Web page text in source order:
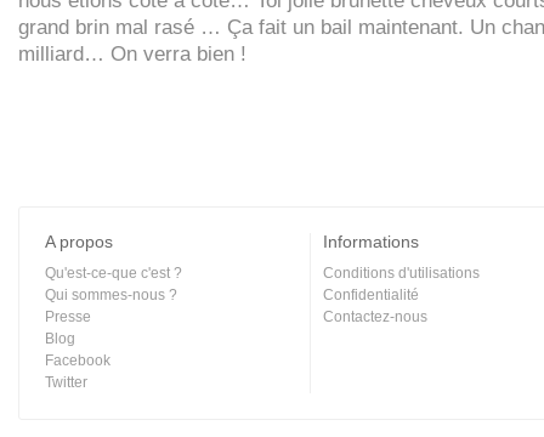
grand brin mal rasé … Ça fait un bail maintenant. Un
milliard… On verra bien !
A propos
Qu'est-ce-que c'est ?
Qui sommes-nous ?
Presse
Blog
Facebook
Twitter
Informations
Conditions d'utilisations
Confidentialité
Contactez-nous